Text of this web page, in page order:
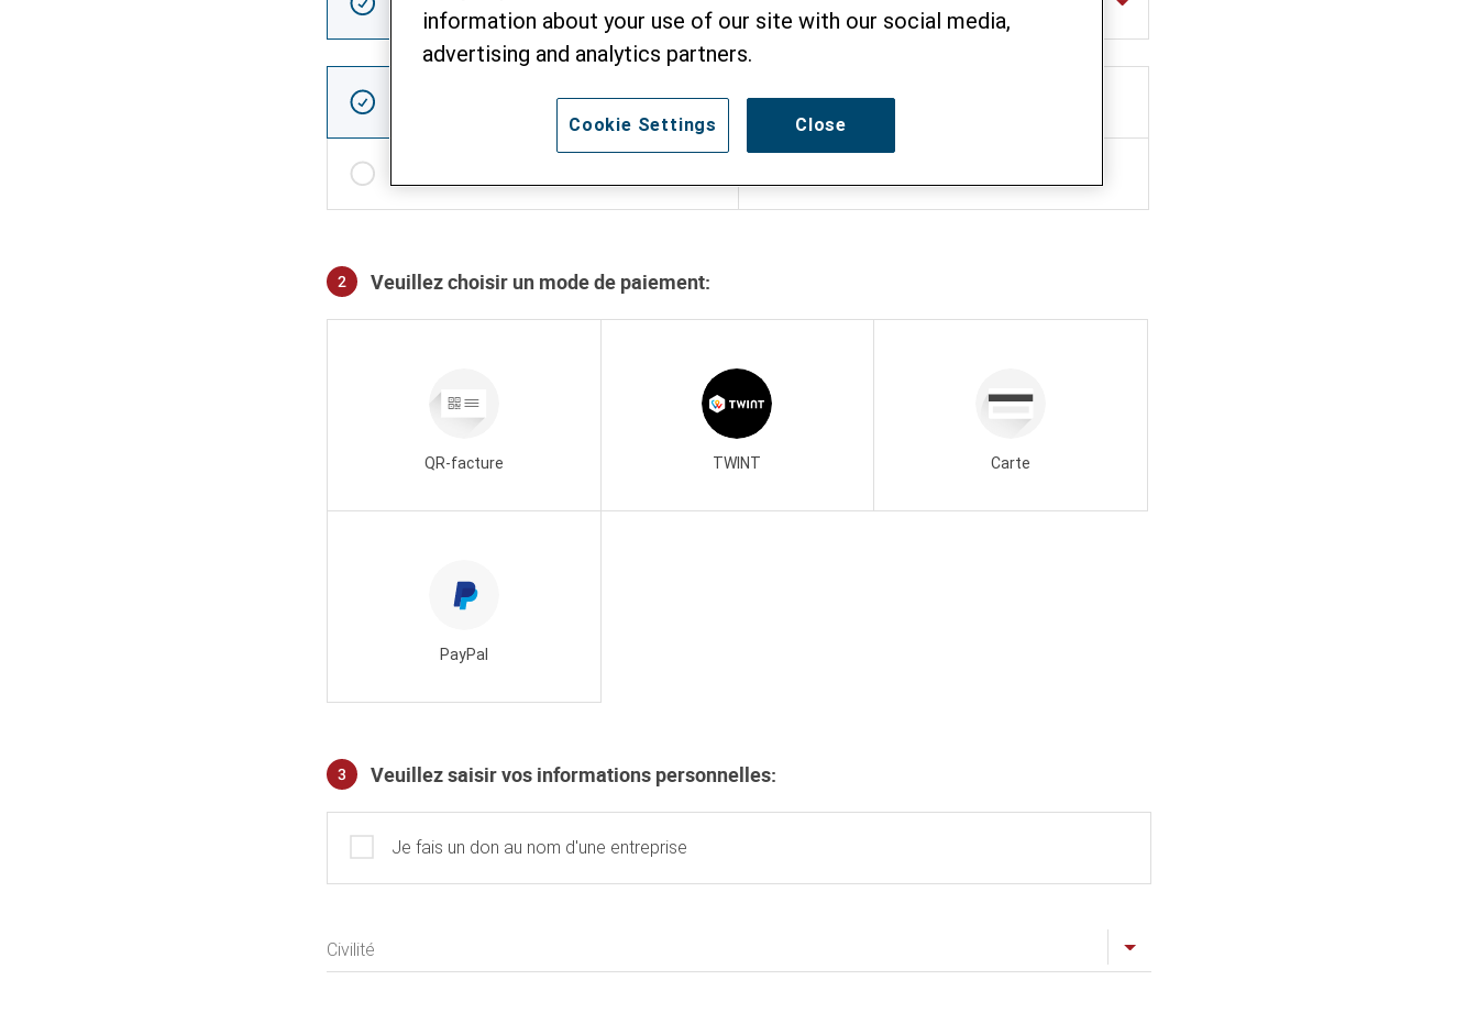
300 CHF
2 Veuillez choisir un mode de paiement:
QR-facture TWINT Carte
PayPal
3 Veuillez saisir vos informations personnelles:
Je fais un don au nom d'une entreprise
Civilité
information about your use of our site with our social media,
advertising and analytics partners.
Close
Cookie Settings